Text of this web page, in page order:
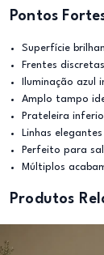
Pontos
Superfície
Frentes
Iluminação
Amplo tampo
Prateleira
Linhas
Perfeito para
Múltiplos
Produtos